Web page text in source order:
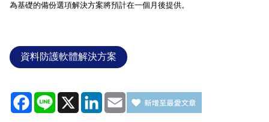
為基礎的備份選項解決方案將預計在一個月後提供。
資料防護軟體解決方案
Facebook
Line X LinkedIn
Email